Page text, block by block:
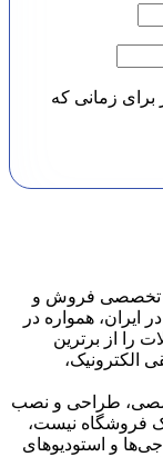
برای زمانی که
تخصصی فروش و
همواره در
را از برترین
الکترونیک،
طراحی و نصب
فروشگاه نیست،
و استودیوهای